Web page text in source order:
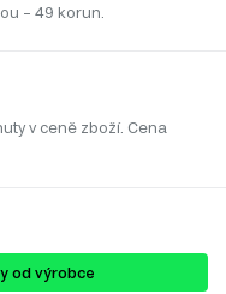
– 49 korun.
v ceně zboží. Cena
od výrobce